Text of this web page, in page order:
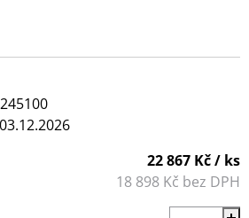
03.12.2026
22 867 Kč/ ks
18 898 Kč bez DPH